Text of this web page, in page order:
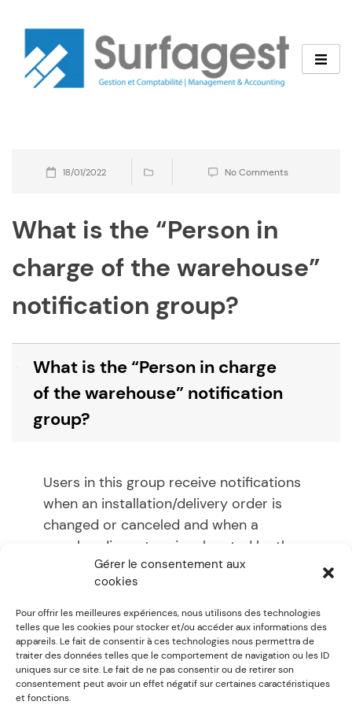
Gérer le consentement aux
cookies
Pour offrir les meilleures expériences, nous utilisons des technologies
telles que les cookies pour stocker et/ou accéder aux informations des
appareils. Le fait de consentir à ces technologies nous permettra de
traiter des données telles que le comportement de navigation ou les ID
uniques sur ce site. Le fait de ne pas consentir ou de retirer son
consentement peut avoir un effet négatif sur certaines caractéristiques
et fonctions.
content
18/01/2022 No Comments
What is the “Person in
charge of the warehouse”
notification group?
What is the “Person in charge
of the warehouse” notification
group?
Users in this group receive notifications
when an installation/delivery order is
changed or canceled and when a
merchandise return is relocated by the
merchandise returns manager.
Utile? / Helpful?
0
0